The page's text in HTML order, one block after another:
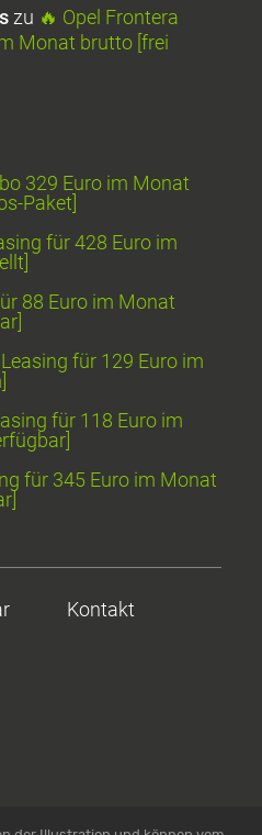
zu 🔥 Opel Frontera
Monat brutto [frei
329 Euro im Monat
Paket]
für 428 Euro im
88 Euro im Monat
für 129 Euro im
für 118 Euro im
für 345 Euro im Monat
Kontakt